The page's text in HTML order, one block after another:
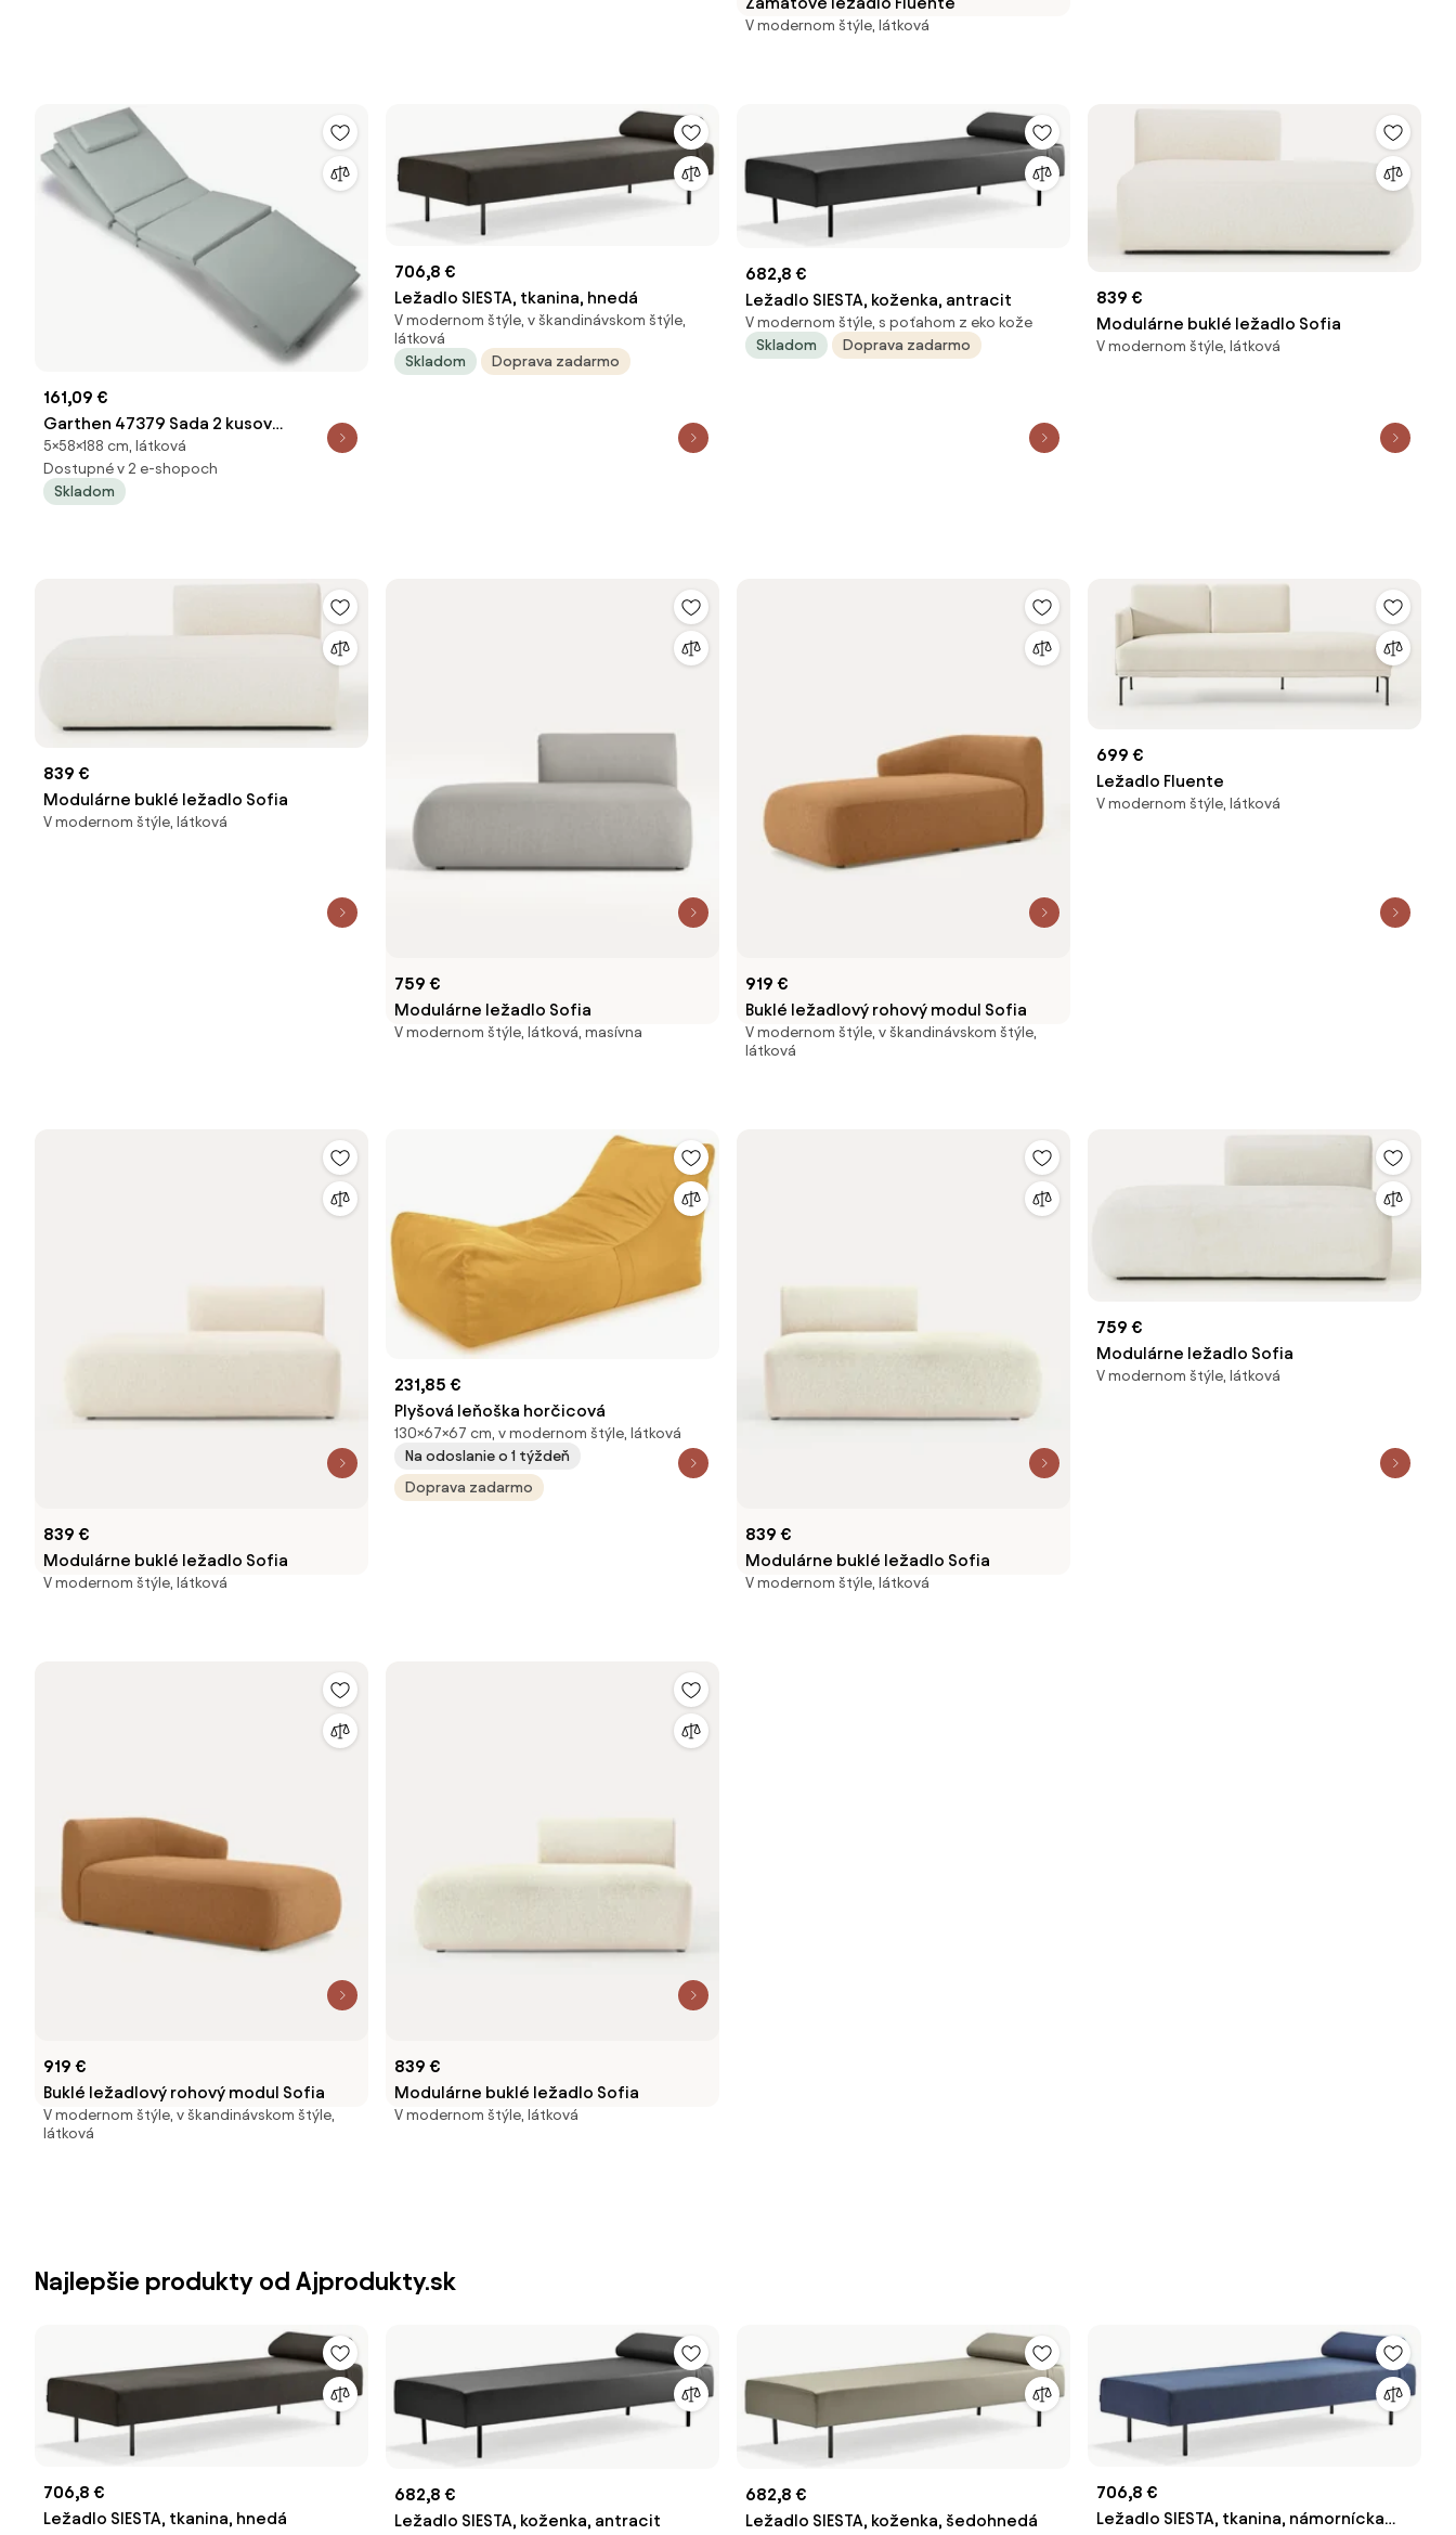
V modernom štýle, látková
161,09 €
Garthen 47379 Sada 2 kusov
záhradného polstrovania na lehátko
5×58×188 cm, látková
Dostupné v 2 e-shopoch
Skladom
706,8 €
Ležadlo SIESTA, tkanina, hnedá
V modernom štýle, v škandinávskom štýle,
látková
Skladom
Doprava zadarmo
682,8 €
Ležadlo SIESTA, koženka, antracit
V modernom štýle, s poťahom z eko kože
Skladom
Doprava zadarmo
839 €
Modulárne buklé ležadlo Sofia
V modernom štýle, látková
839 €
Modulárne buklé ležadlo Sofia
V modernom štýle, látková
759 €
Modulárne ležadlo Sofia
V modernom štýle, látková, masívna
919 €
Buklé ležadlový rohový modul Sofia
V modernom štýle, v škandinávskom štýle,
látková
699 €
Ležadlo Fluente
V modernom štýle, látková
839 €
Modulárne buklé ležadlo Sofia
V modernom štýle, látková
231,85 €
Plyšová leňoška horčicová
130×67×67 cm, v modernom štýle, látková
Na odoslanie o 1 týždeň
Doprava zadarmo
839 €
Modulárne buklé ležadlo Sofia
V modernom štýle, látková
759 €
Modulárne ležadlo Sofia
V modernom štýle, látková
919 €
Buklé ležadlový rohový modul Sofia
V modernom štýle, v škandinávskom štýle,
látková
839 €
Modulárne buklé ležadlo Sofia
V modernom štýle, látková
Najlepšie produkty od Ajprodukty.sk
706,8 €
Ležadlo SIESTA, tkanina, hnedá
682,8 €
Ležadlo SIESTA, koženka, antracit
682,8 €
Ležadlo SIESTA, koženka, šedohnedá
706,8 €
Ležadlo SIESTA, tkanina, námornícka